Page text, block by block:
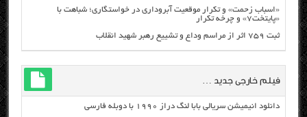
«اسباب زحمت» و تکرار موقعیت آبروداری در خواستگاری؛ شباهت با
«پایتخت۷» و چرخه تکرار
ثبت ۷۵۹ اثر از مراسم وداع و تشییع رهبر شهید انقلاب
فیلم خارجی جدید …
دانلود انیمیشن سریالی بابا لنگ دراز ۱۹۹۰ با دوبله فارسی